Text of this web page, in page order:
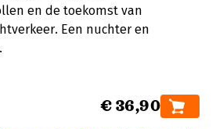
en de toekomst van
Een nuchter en
€ 36,90